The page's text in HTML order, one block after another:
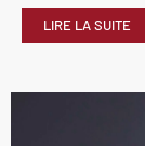
LIRE LA SUITE